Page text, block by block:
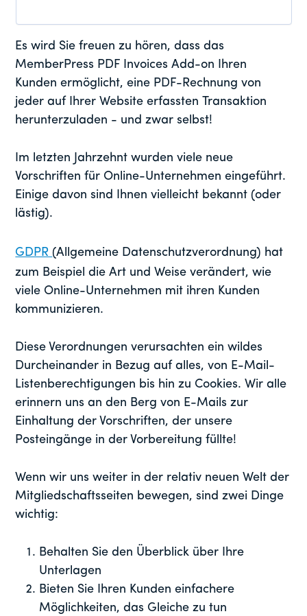
Es wird Sie freuen zu hören, dass das
MemberPress PDF Invoices Add-on Ihren
Kunden ermöglicht, eine PDF-Rechnung von
jeder auf Ihrer Website erfassten Transaktion
herunterzuladen - und zwar selbst!
Im letzten Jahrzehnt wurden viele neue
Vorschriften für Online-Unternehmen eingeführt.
Einige davon sind Ihnen vielleicht bekannt (oder
lästig).
GDPR(Allgemeine Datenschutzverordnung) hat
zum Beispiel die Art und Weise verändert, wie
viele Online-Unternehmen mit ihren Kunden
kommunizieren.
Diese Verordnungen verursachten ein wildes
Durcheinander in Bezug auf alles, von E-Mail-
Listenberechtigungen bis hin zu Cookies. Wir alle
erinnern uns an den Berg von E-Mails zur
Einhaltung der Vorschriften, der unsere
Posteingänge in der Vorbereitung füllte!
Wenn wir uns weiter in der relativ neuen Welt der
Mitgliedschaftsseiten bewegen, sind zwei Dinge
wichtig:
Behalten Sie den Überblick über Ihre
Unterlagen
Bieten Sie Ihren Kunden einfachere
Möglichkeiten, das Gleiche zu tun